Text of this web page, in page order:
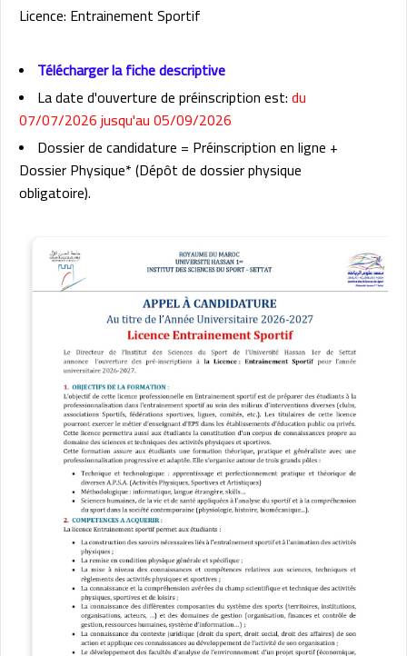
Licence: Entrainement Sportif
Télécharger la fiche descriptive
La date d'ouverture de préinscription est:du
07/07/2026 jusqu'au 05/09/2026
Dossier de candidature = Préinscription en ligne +
Dossier Physique* (Dépôt de dossier physique
obligatoire).